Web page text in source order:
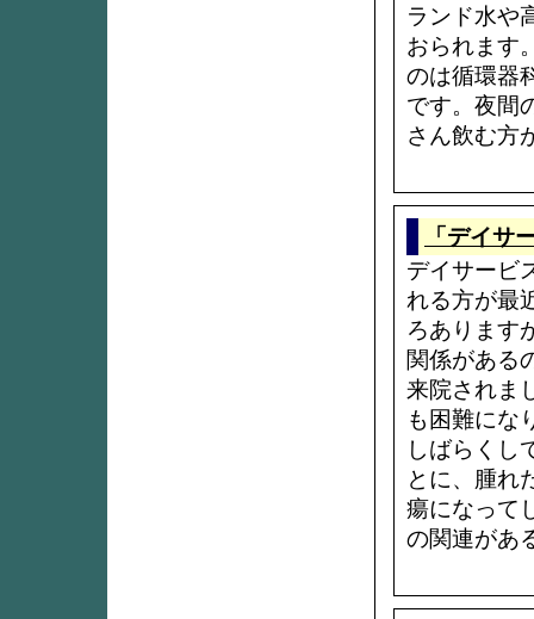
ランド水や
おられます
のは循環器
です。夜間
さん飲む方
「デイサ
デイサービ
れる方が最
ろあります
関係がある
来院されま
も困難にな
しばらくし
とに、腫れ
瘍になって
の関連があ